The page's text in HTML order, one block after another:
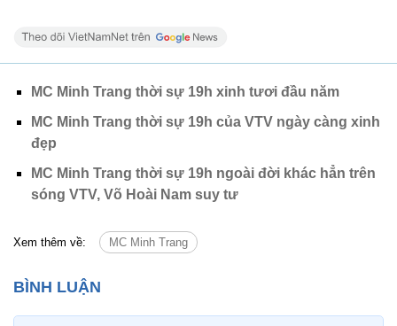
MC Minh Trang thời sự 19h xinh tươi đầu năm
MC Minh Trang thời sự 19h của VTV ngày càng xinh
đẹp
MC Minh Trang thời sự 19h ngoài đời khác hẳn trên
sóng VTV, Võ Hoài Nam suy tư
Xem thêm về: MC Minh Trang